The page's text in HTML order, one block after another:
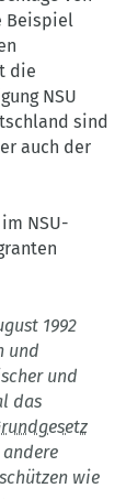
Beispiel
die
NSU
sind
auch der
NSU-
1992
und
und
das
wie